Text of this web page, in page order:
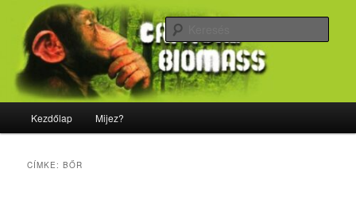
elsődleges
tartalomra
másodlagos
tartalomraCriticalBiomass
Majdnem minden, ami biológia
Kezdőlap Mijez?
CÍMKE:BŐR